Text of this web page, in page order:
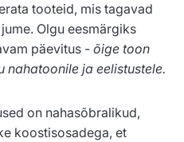
tooteid, mis tagavad
Olgu eesmärgiks
päevitus -õige toon
ja eelistustele.
on nahasõbralikud,
koostisosadega, et